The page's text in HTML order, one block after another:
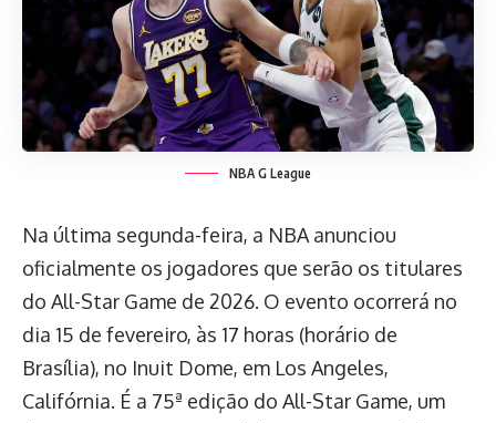
NBA G League
Na última segunda-feira, a NBA anunciou
oficialmente os jogadores que serão os titulares
do All-Star Game de 2026. O evento ocorrerá no
dia 15 de fevereiro, às 17 horas (horário de
Brasília), no Inuit Dome, em Los Angeles,
Califórnia. É a 75ª edição do All-Star Game, um